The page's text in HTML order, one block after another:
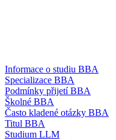
Informace o studiu BBA
Specializace BBA
Podmínky přijetí BBA
Školné BBA
Často kladené otázky BBA
Titul BBA
Studium LLM